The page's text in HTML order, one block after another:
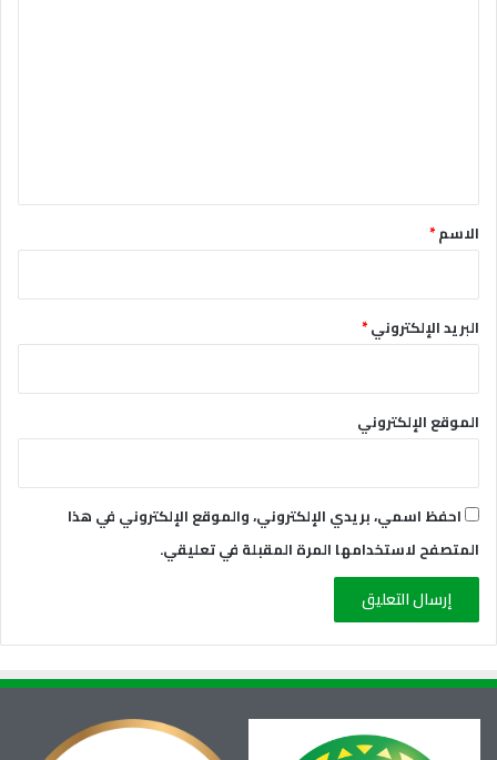
*الاسم*
البريد الإلكتروني*
الموقع الإلكتروني
احفظ اسمي، بريدي الإلكتروني، والموقع الإلكتروني في هذا
المتصفح لاستخدامها المرة المقبلة في تعليقي.